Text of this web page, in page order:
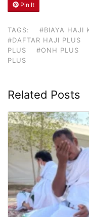
Pin It
TAGS: #BIAYA HAJI
#DAFTAR HAJI PLUS
PLUS
#ONH PLUS
PLUS
Related Posts